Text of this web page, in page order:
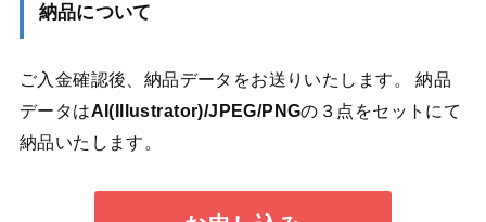
納品について
ご入金確認後、納品データをお送りいたします。 納品
データはAI(Illustrator)/JPEG/PNGの３点をセットにて
納品いたします。